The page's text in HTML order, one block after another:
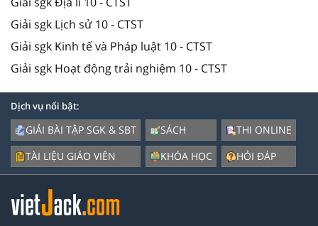
Giải sgk Lịch sử 10 - CTST
Giải sgk Kinh tế và Pháp luật 10 - CTST
Giải sgk Hoạt động trải nghiệm 10 - CTST
Dịch vụ nổi bật:
GIẢI BÀI TẬP SGK & SBT
TÀI LIỆU GIÁO VIÊN
SÁCH
KHÓA HỌC
THI ONLINE
HỎI ĐÁP